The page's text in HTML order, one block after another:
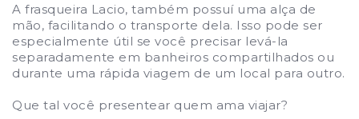
A frasqueira Lacio, também possuí uma alça de
mão, facilitando o transporte dela. Isso pode ser
especialmente útil se você precisar levá-la
separadamente em banheiros compartilhados ou
durante uma rápida viagem de um local para outro.
Que tal você presentear quem ama viajar?